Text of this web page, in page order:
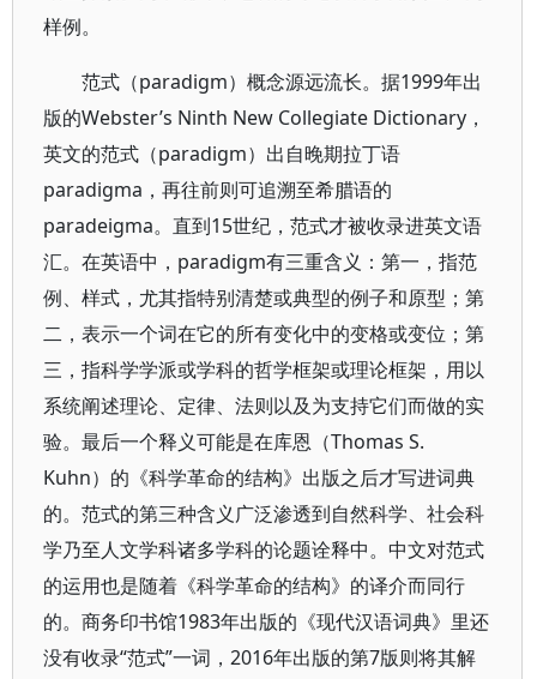
样例。
范式（paradigm）概念源远流长。据1999年出
版的Webster’s Ninth New Collegiate Dictionary，
英文的范式（paradigm）出自晚期拉丁语
paradigma，再往前则可追溯至希腊语的
paradeigma。直到15世纪，范式才被收录进英文语
汇。在英语中，paradigm有三重含义：第一，指范
例、样式，尤其指特别清楚或典型的例子和原型；第
二，表示一个词在它的所有变化中的变格或变位；第
三，指科学学派或学科的哲学框架或理论框架，用以
系统阐述理论、定律、法则以及为支持它们而做的实
验。最后一个释义可能是在库恩（Thomas S.
Kuhn）的《科学革命的结构》出版之后才写进词典
的。范式的第三种含义广泛渗透到自然科学、社会科
学乃至人文学科诸多学科的论题诠释中。中文对范式
的运用也是随着《科学革命的结构》的译介而同行
的。商务印书馆1983年出版的《现代汉语词典》里还
没有收录“范式”一词，2016年出版的第7版则将其解